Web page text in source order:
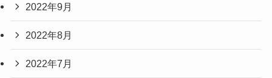
2022年9月
2022年8月
2022年7月